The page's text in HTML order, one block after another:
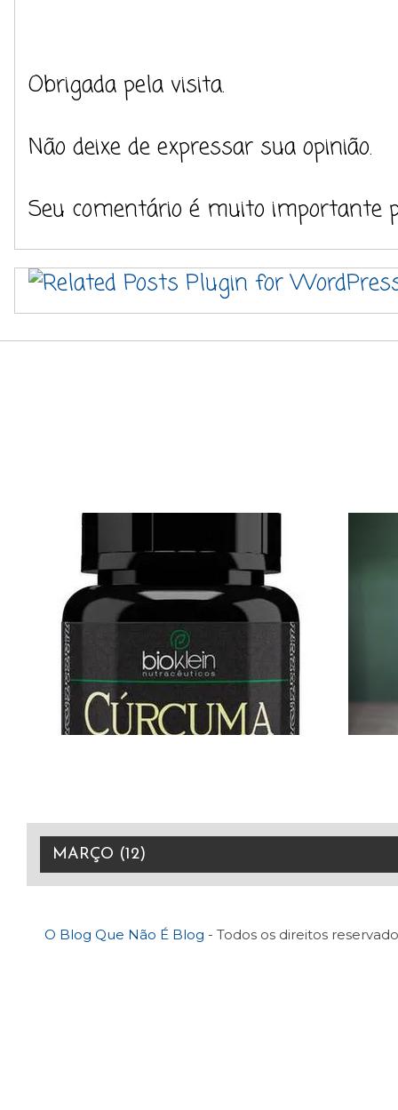
Obrigada pela visita.
Não deixe de expressar sua opinião.
Seu comentário é muito importante
O Blog Que Não É Blog - Todos os direitos